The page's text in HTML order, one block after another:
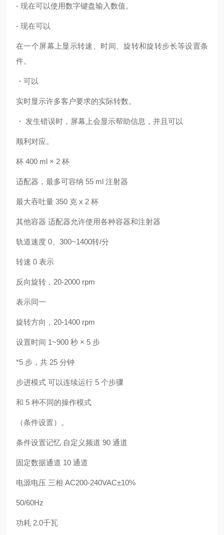
- 现在可以使用数字键盘输入数值。
- 现在可以
在一个屏幕上显示转速、时间、旋转和旋转步长等设置条
件。
・可以
实时显示许多客户要求的实际转数。
・ 发生错误时，屏幕上会显示帮助信息，并且可以
顺利对应。
杯 400 ml × 2 杯
适配器，最多可容纳 55 ml 注射器
最大吞吐量 350 克 x 2 杯
其他容器 适配器允许使用各种容器和注射器
轨道速度 0、300~1400转/分
转速 0 表示
反向旋转，20-2000 rpm
表示同一
旋转方向，20-1400 rpm
设置时间 1~900 秒 × 5 步
*5 步，共 25 分钟
步进模式 可以连续运行 5 个步骤
和 5 种不同的操作模式
（条件设置）。
条件设置记忆 自定义频道 90 通道
固定数据通道 10 通道
电源电压 三相 AC200-240VAC±10%
50/60Hz
功耗 2.0千瓦